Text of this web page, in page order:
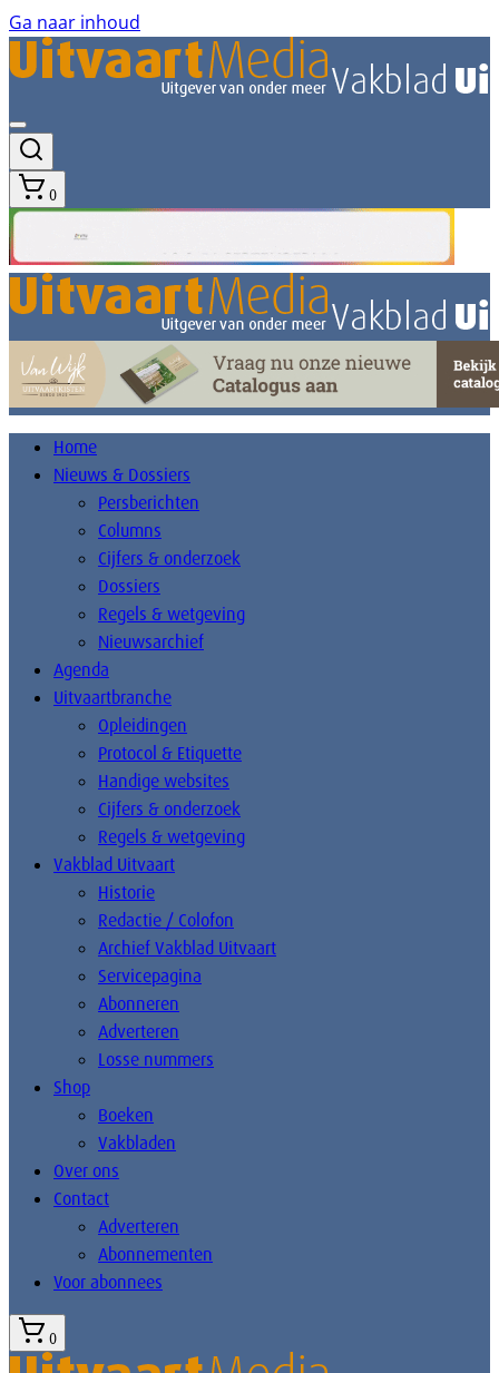
Ga naar inhoud
0
Home
Nieuws & Dossiers
Persberichten
Columns
Cijfers & onderzoek
Dossiers
Regels & wetgeving
Nieuwsarchief
Agenda
Uitvaartbranche
Opleidingen
Protocol & Etiquette
Handige websites
Cijfers & onderzoek
Regels & wetgeving
Vakblad Uitvaart
Historie
Redactie / Colofon
Archief Vakblad Uitvaart
Servicepagina
Abonneren
Adverteren
Losse nummers
Shop
Boeken
Vakbladen
Over ons
Contact
Adverteren
Abonnementen
Voor abonnees
0